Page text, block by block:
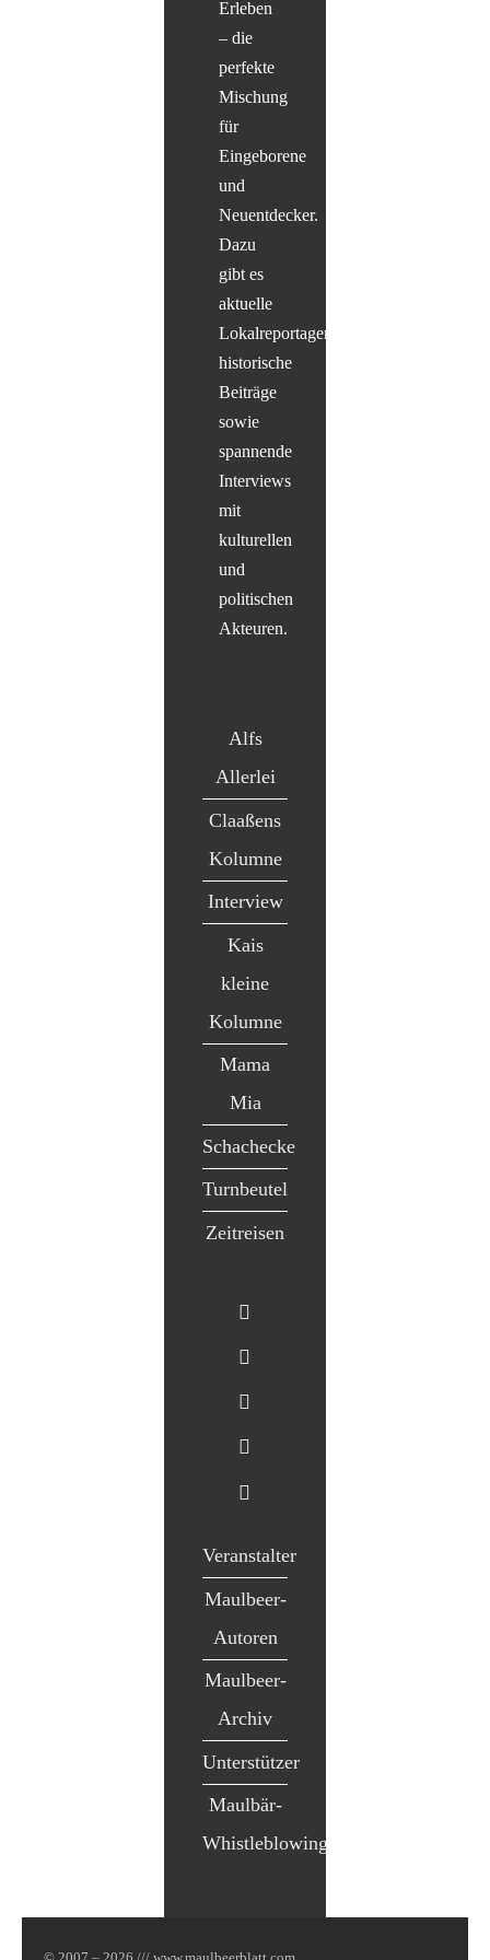
Erleben
– die
perfekte
Mischung
für
Eingeborene
und
Neuentdecker.
Dazu
gibt es
aktuelle
Lokalreportagen,
historische
Beiträge
sowie
spannende
Interviews
mit
kulturellen
und
politischen
Akteuren.
Alfs
Allerlei
Claaßens
Kolumne
Interview
Kais
kleine
Kolumne
Mama
Mia
Schachecke
Turnbeutel
Zeitreisen
Veranstalter
Maulbeer-
Autoren
Maulbeer-
Archiv
Unterstützer
Maulbär-
Whistleblowing